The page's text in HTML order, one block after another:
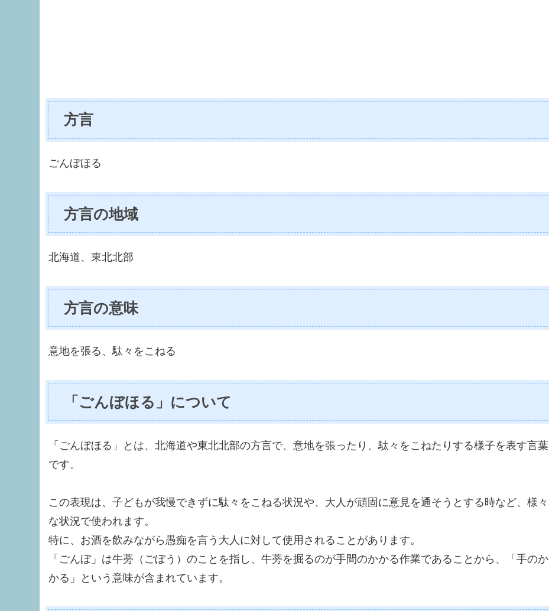
方言
ごんぼほる
方言の地域
北海道、東北北部
方言の意味
意地を張る、駄々をこねる
「ごんぼほる」について
「ごんぼほる」とは、北海道や東北北部の方言で、意地を張ったり、駄々をこねたりする様子を表す言葉
です。
この表現は、子どもが我慢できずに駄々をこねる状況や、大人が頑固に意見を通そうとする時など、様々
な状況で使われます。
特に、お酒を飲みながら愚痴を言う大人に対して使用されることがあります。
「ごんぼ」は牛蒡（ごぼう）のことを指し、牛蒡を掘るのが手間のかかる作業であることから、「手のか
かる」という意味が含まれています。